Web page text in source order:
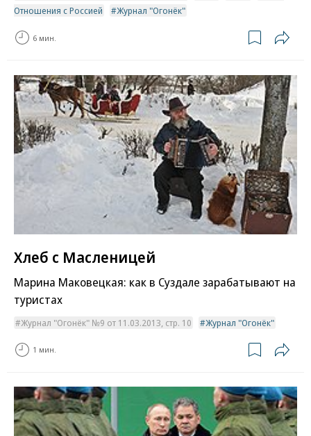
Отношения с Россией
Журнал "Огонёк"
6 мин.
Хлеб с Масленицей
Марина Маковецкая: как в Суздале зарабатывают на
туристах
Журнал "Огонёк" №9 от 11.03.2013, стр. 10 Журнал "Огонёк"
1 мин.